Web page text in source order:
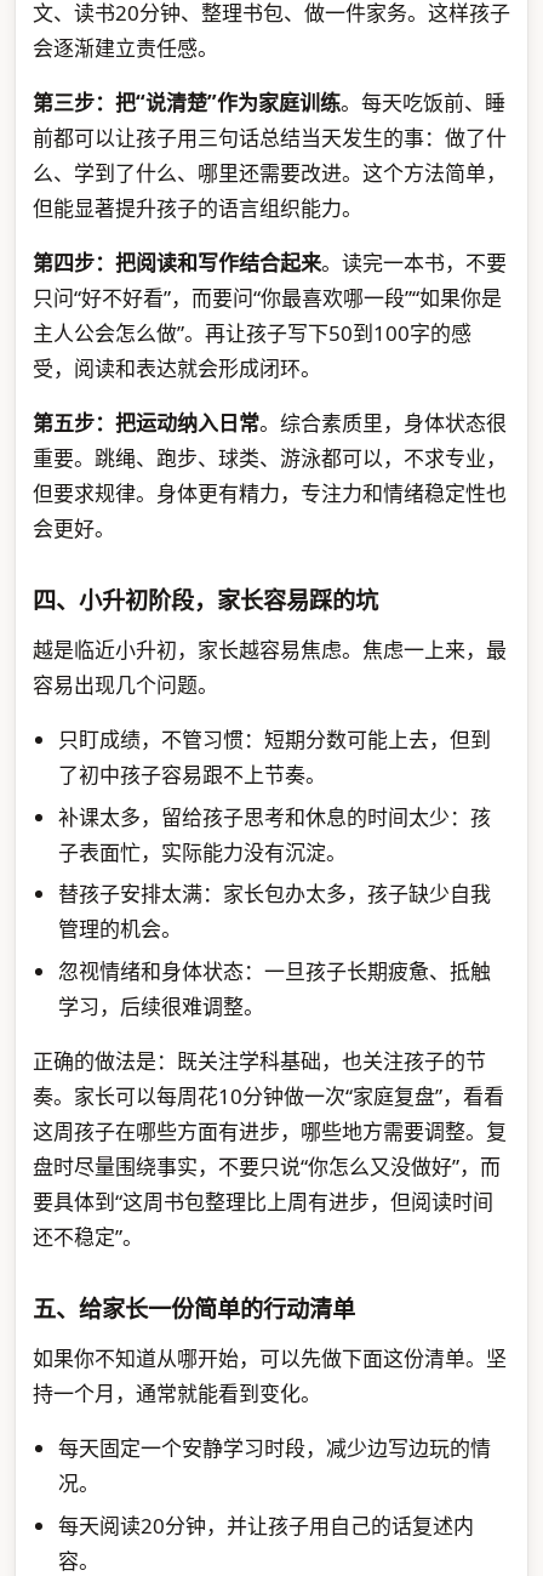
文、读书20分钟、整理书包、做一件家务。这样孩子
会逐渐建立责任感。
第三步：把“说清楚”作为家庭训练。每天吃饭前、睡
前都可以让孩子用三句话总结当天发生的事：做了什
么、学到了什么、哪里还需要改进。这个方法简单，
但能显著提升孩子的语言组织能力。
第四步：把阅读和写作结合起来。读完一本书，不要
只问“好不好看”，而要问“你最喜欢哪一段”“如果你是
主人公会怎么做”。再让孩子写下50到100字的感
受，阅读和表达就会形成闭环。
第五步：把运动纳入日常。综合素质里，身体状态很
重要。跳绳、跑步、球类、游泳都可以，不求专业，
但要求规律。身体更有精力，专注力和情绪稳定性也
会更好。
四、小升初阶段，家长容易踩的坑
越是临近小升初，家长越容易焦虑。焦虑一上来，最
容易出现几个问题。
只盯成绩，不管习惯：短期分数可能上去，但到
了初中孩子容易跟不上节奏。
补课太多，留给孩子思考和休息的时间太少：孩
子表面忙，实际能力没有沉淀。
替孩子安排太满：家长包办太多，孩子缺少自我
管理的机会。
忽视情绪和身体状态：一旦孩子长期疲惫、抵触
学习，后续很难调整。
正确的做法是：既关注学科基础，也关注孩子的节
奏。家长可以每周花10分钟做一次“家庭复盘”，看看
这周孩子在哪些方面有进步，哪些地方需要调整。复
盘时尽量围绕事实，不要只说“你怎么又没做好”，而
要具体到“这周书包整理比上周有进步，但阅读时间
还不稳定”。
五、给家长一份简单的行动清单
如果你不知道从哪开始，可以先做下面这份清单。坚
持一个月，通常就能看到变化。
每天固定一个安静学习时段，减少边写边玩的情
况。
每天阅读20分钟，并让孩子用自己的话复述内
容。